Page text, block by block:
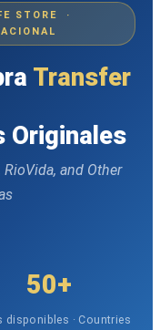
STORE ·
Transfer
Originales
and Other
50+
disponibles · Countries